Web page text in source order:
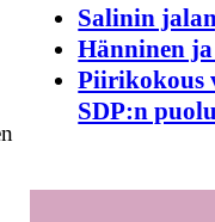
Salinin
Hänninen
Piirikokous
SDP:n